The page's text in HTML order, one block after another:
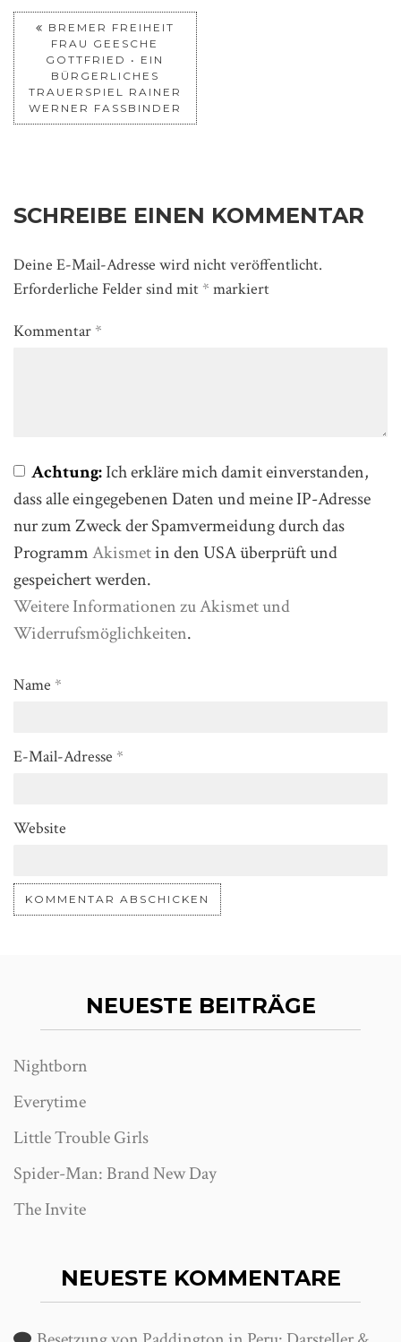
BREMER FREIHEIT
FRAU GEESCHE
GOTTFRIED • EIN
BÜRGERLICHES
TRAUERSPIEL RAINER
WERNER FASSBINDER
SCHREIBE EINEN KOMMENTAR
Deine E-Mail-Adresse wird nicht veröffentlicht.
Erforderliche Felder sind mit * markiert
Kommentar *
Achtung:Ich erkläre mich damit einverstanden,
dass alle eingegebenen Daten und meine IP-Adresse
nur zum Zweck der Spamvermeidung durch das
ProgrammAkismetin den USA überprüft und
gespeichert werden.
Weitere Informationen zu Akismet und
Widerrufsmöglichkeiten.
Name *
E-Mail-Adresse *
Website
NEUESTE BEITRÄGE
Nightborn
Everytime
Little Trouble Girls
Spider-Man: Brand New Day
The Invite
NEUESTE KOMMENTARE